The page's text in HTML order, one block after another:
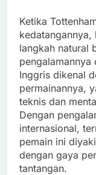
Ketika
langkah natural
Inggris dikenal
permainannya,
teknis dan
Dengan
internasional,
pemain ini
dengan gaya
tantangan.